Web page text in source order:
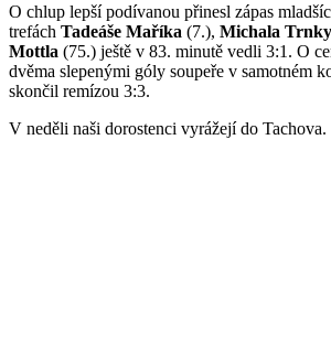
O chlup lepší podívanou přinesl zápas
trefách Tadeáše Maříka (7.), Michala Trnky
Mottla (75.) ještě v 83. minutě vedli 3:1. O
dvěma slepenými góly soupeře v samotném
skončil remízou 3:3.
V neděli naši dorostenci vyrážejí do Tachova.